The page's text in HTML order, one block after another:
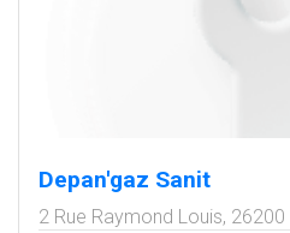
Depan'gaz Sanit
2 Rue Raymond Louis, 26200